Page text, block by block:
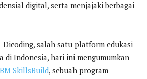
digital, serta menjajaki berbagai
Dicoding, salah satu platform edukasi
di Indonesia, hari ini mengumumkan
SkillsBuild, sebuah program